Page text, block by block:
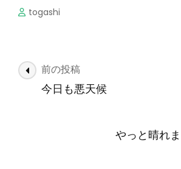
togashi
投
稿
前の投稿
今日も悪天候
やっと晴れ